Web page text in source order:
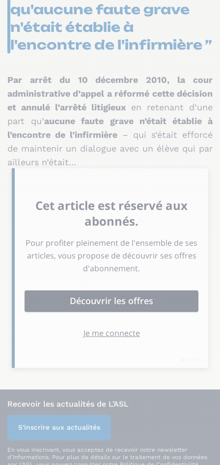
qu'aucune faute grave
n'était établie à
l'encontre de l'infirmière ”
Par arrêt du 10 décembre 2010, la cour
administrative d’appel a réformé cette décision
et annulé l’arrêté litigieux en retenant d’une
part qu’aucune faute grave n’était établie à
l’encontre de l’infirmière – qui s’était efforcé
de maintenir un dialogue avec un élève qui par
ailleurs n’était...
Recevoir les actualités de L’ASL
S'inscrire aux actualités
En vous inscrivant, vous acceptez de recevoir notre newsletter
d’informations. Pour plus de détails sur le traitement de vos données